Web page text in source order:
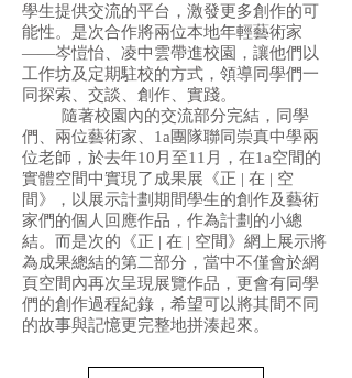
學生提供交流的平台，激發更多創作的可
能性。是次合作將兩位本地年輕藝術家
——岑愷怡、凌中雲帶進校園，讓他們以
工作坊及定期駐校的方式，領導同學們一
同探索、交談、創作、實踐。
隨著校園內的交流部分完結，同學
們、兩位藝術家、1a團隊聯同崇真中學兩
位老師，於去年10月至11月，在1a空間的
實體空間中實現了成果展《正 | 在 | 空
間》，以展示計劃期間學生的創作及藝術
家們的個人回應作品，作為計劃的小總
結。而是次的《正 | 在 | 空間》網上展示將
為成果總結的第二部分，當中不僅會於網
頁空間內再次呈現展覽作品，更會有同學
們的創作過程紀錄，希望可以將其間不同
的故事與記憶更完整地拼湊起來。